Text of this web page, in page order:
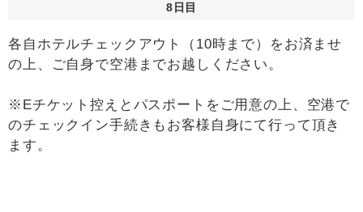
8日目
各自ホテルチェックアウト（10時まで）をお済ませ
の上、ご自身で空港までお越しください。
※Eチケット控えとパスポートをご用意の上、空港で
のチェックイン手続きもお客様自身にて行って頂き
ます。